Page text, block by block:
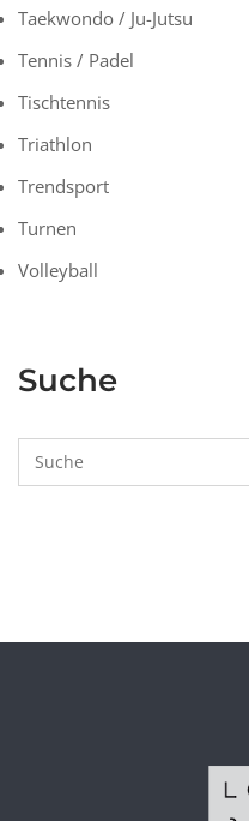
Taekwondo / Ju-Jutsu
Tennis / Padel
Tischtennis
Triathlon
Trendsport
Turnen
Volleyball
Suche